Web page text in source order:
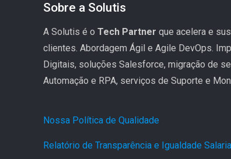
Sobre a Solutis
A Solutis é o Tech Partner que acelera e
clientes. Abordagem Ágil e Agile DevOps.
Digitais, soluções Salesforce, migração de
Automação e RPA, serviços de Suporte e
Nossa Política de Qualidade
Relatório de Transparência e Igualdade